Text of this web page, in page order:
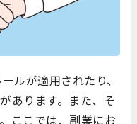
ルが適用されたり、
あります。また、そ
ここでは、副業にお